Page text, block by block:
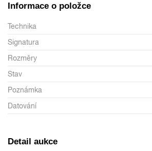
Informace o položce
Technika
Signatura
Rozměry
Stav
Poznámka
Datování
Detail aukce